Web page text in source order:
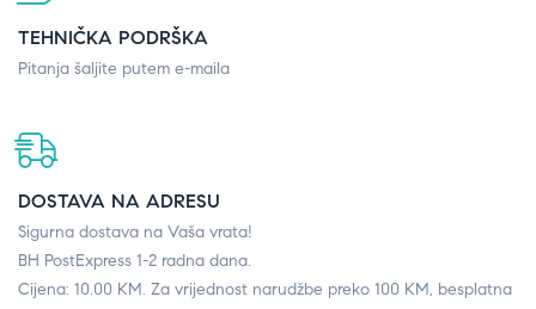
TEHNIČKA PODRŠKA
Pitanja šaljite putem e-maila
DOSTAVA NA ADRESU
Sigurna dostava na Vaša vrata!
BH PostExpress 1-2 radna dana.
Cijena: 10.00 KM. Za vrijednost narudžbe preko 100 KM, besplatna